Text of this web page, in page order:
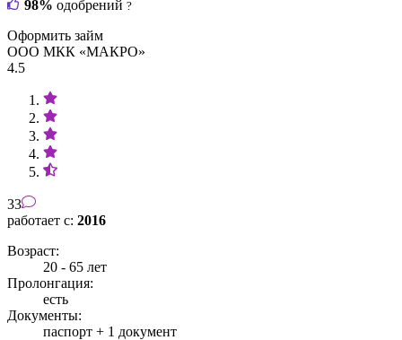
98% одобрений ?
Оформить займ
ООО МКК «МАКРО»
4.5
33
работает с: 2016
Возраст:
20 - 65 лет
Пролонгация:
есть
Документы:
паспорт + 1 документ